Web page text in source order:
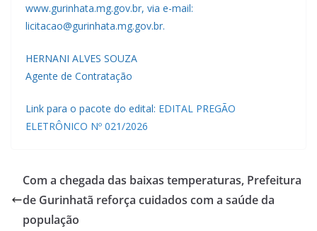
www.gurinhata.mg.gov.br, via e-mail:
licitacao@gurinhata.mg.gov.br.
HERNANI ALVES SOUZA
Agente de Contratação
Link para o pacote do edital: EDITAL PREGÃO
ELETRÔNICO Nº 021/2026
Com a chegada das baixas temperaturas, Prefeitura
de Gurinhatã reforça cuidados com a saúde da
população